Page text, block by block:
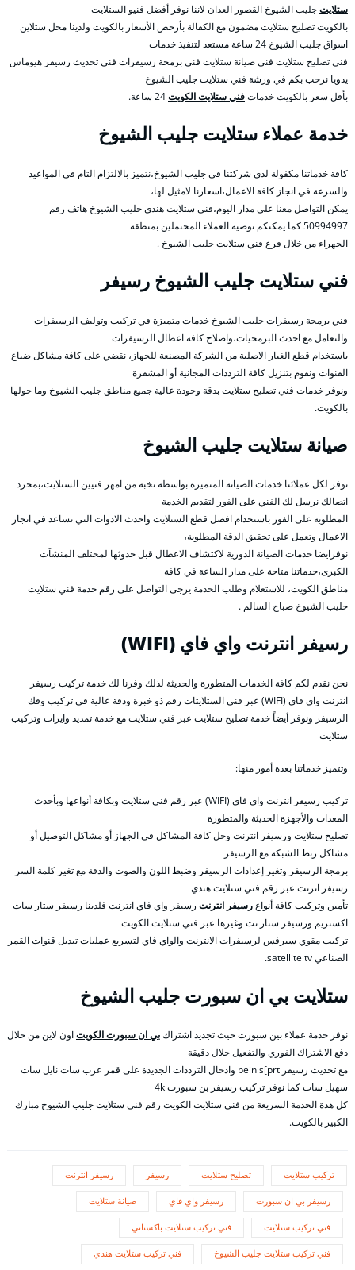
ستلايتجليب الشيوخ القصور العدان لاننا نوفر أفضل فنيو الستلايت
بالكويت تصليح ستلايت مضمون مع الكفالة بأرخص الأسعار بالكويت ولدينا محل ستلاين
اسواق جليب الشيوخ 24 ساعة مستعد لتنفيذ خدمات
فني تصليح ستلايت فني صيانة ستلايت فني برمجة رسيفرات فني تحديث رسيفر هيوماس
يدويا نرحب بكم في ورشة فني ستلايت جليب الشيوخ
بأقل سعر بالكويت خدماتفني ستلايت الكويت
خدمة عملاء ستلايت جليب الشيوخ
كافة خدماتنا مكفولة لدى شركتنا في جليب الشيوخ،نتميز بالالتزام التام في المواعيد
والسرعة في انجاز كافة الاعمال،اسعارنا لامثيل لها،
يمكن التواصل معنا على مدار اليوم،فني ستلايت هندي جليب الشيوخ هاتف رقم
50994997 كما يمكنكم توصية العملاء المحتملين بمنطقة
الجهراء من خلال فرع فني ستلايت جليب الشيوخ .
فني ستلايت جليب الشيوخ رسيفر
فني برمجة رسيفرات جليب الشيوخ خدمات متميزة في تركيب وتوليف الرسيفرات
والتعامل مع احدث البرمجيات،واصلاح كافة اعطال الرسيفرات
باستخدام قطع الغيار الاصلية من الشركة المصنعة للجهاز، نقضي على كافة مشاكل ضياع
القنوات ونقوم بتنزيل كافة الترددات المجانية أو المشفرة
ونوفر خدمات فني تصليح ستلايت بدقة وجودة عالية جميع مناطق جليب الشيوخ وما حولها
بالكويت.
صيانة ستلايت جليب الشيوخ
نوفر لكل عملائنا خدمات الصيانة المتميزة بواسطة نخبة من امهر فنيين الستلايت،بمجرد
اتصالك نرسل لك الفني على الفور لتقديم الخدمة
المطلوبة على الفور باستخدام افضل قطع الستلايت واحدث الادوات التي تساعد في انجاز
الاعمال وتعمل على تحقيق الدقة المطلوبة،
نوفرايضا خدمات الصيانة الدورية لاكتشاف الاعطال قبل حدوثها لمختلف المنشآت
الكبرى،خدماتنا متاحة على مدار الساعة في كافة
مناطق الكويت، للاستعلام وطلب الخدمة يرجى التواصل على رقم خدمة فني ستلايت
جليب الشيوخ صباح السالم .
رسيفر انترنت واي فاي (WIFI)
نحن نقدم لكم كافة الخدمات المتطورة والحديثة لذلك وفرنا لك خدمة تركيب رسيفر
انترنت واي فاي (WIFI) عبر فني الستلايتات رقم ذو خبرة ودقة عالية في تركيب وفك
الرسيفر ونوفر أيضاً خدمة تصليح ستلايت عبر فني ستلايت مع خدمة تمديد وايرات وتركيب
ستلايت
وتتميز خدماتنا بعدة أمور منها:
تركيب رسيفر انترنت واي فاي (WIFI) عبر رقم فني ستلايت وبكافة أنواعها وبأحدث
المعدات والأجهزة الحديثة والمتطورة
تصليح ستلايت ورسيفر انترنت وحل كافة المشاكل في الجهاز أو مشاكل التوصيل أو
مشاكل ربط الشبكة مع الرسيفر
برمجة الرسيفر وتغير إعدادات الرسيفر وضبط اللون والصوت والدقة مع تغير كلمة السر
رسيفر اترنت عبر رقم فني ستلايت هندي
تأمين وتركيب كافة أنواعرسيفر انترنت رسيفر واي فاي انترنت فلدينا رسيفر ستار سات
اكستريم ورسيفر ستار نت وغيرها عبر فني ستلايت الكويت
تركيب مقوي سيرفس لرسيفرات الانترنت والواي فاي لتسريع عمليات تبديل قنوات القمر
الصناعي satellite tv.
ستلايت بي ان سبورت جليب الشيوخ
نوفر خدمة عملاء بين سبورت حيث تجديد اشتراكبي ان سبورت الكويتاون لاين من خلال
دفع الاشتراك الفوري والتفعيل خلال دقيقة
مع تحديث رسيفر bein s[prt وادخال الترددات الجديدة على قمر عرب سات نايل سات
سهيل سات كما نوفر تركيب رسيفر بن سبورت 4k
كل هذة الخدمة السريعة من فني ستلايت الكويت رقم فني ستلايت جليب الشيوخ مبارك
الكبير بالكويت.
تركيب ستلايت تصليح ستلايت رسيفر رسيفر انترنت
رسيفر بي ان سبورت رسيفر واي فاي صيانة ستلايت
فني تركيب ستلايت فني تركيب ستلايت باكستاني
فني تركيب ستلايت جليب الشيوخ فني تركيب ستلايت هندي